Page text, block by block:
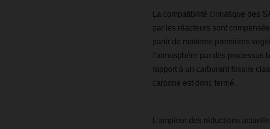
La compatibilité climatique des
par les réacteurs sont
partir de matières premières
l’atmosphère par des
rapport à un carburant fossile
carbone est donc fermé.
L’ampleur des réductions